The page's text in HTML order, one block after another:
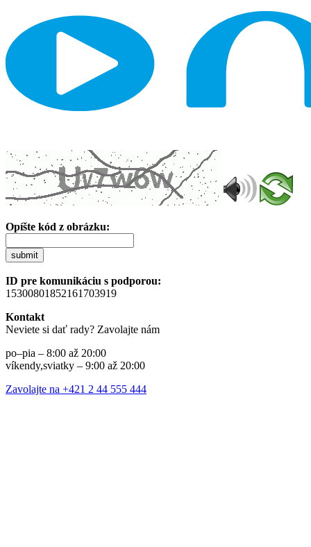
Opíšte kód z obrázku:
submit
ID pre komunikáciu s podporou:
15300801852161703919
Kontakt
Neviete si dať rady? Zavolajte nám
po–pia – 8:00 až 20:00
víkendy,sviatky – 9:00 až 20:00
Zavolajte na +421 2 44 555 444